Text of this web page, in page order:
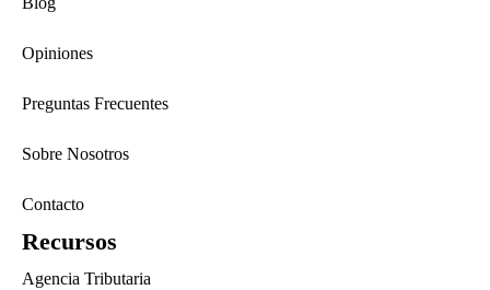
Opiniones
Preguntas Frecuentes
Sobre Nosotros
Contacto
Recursos
Agencia Tributaria